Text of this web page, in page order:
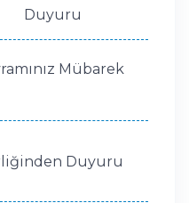
Duyuru
Mübarek
Duyuru